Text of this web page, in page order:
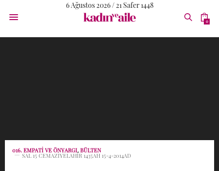
6 Ağustos 2026 / 21 Safer 1448
0
016. EMPATI VE ÖNYARGI, BÜLTEN
SAL 15 CEMAZIYELAHIR 1435AH 15-4-2014AD